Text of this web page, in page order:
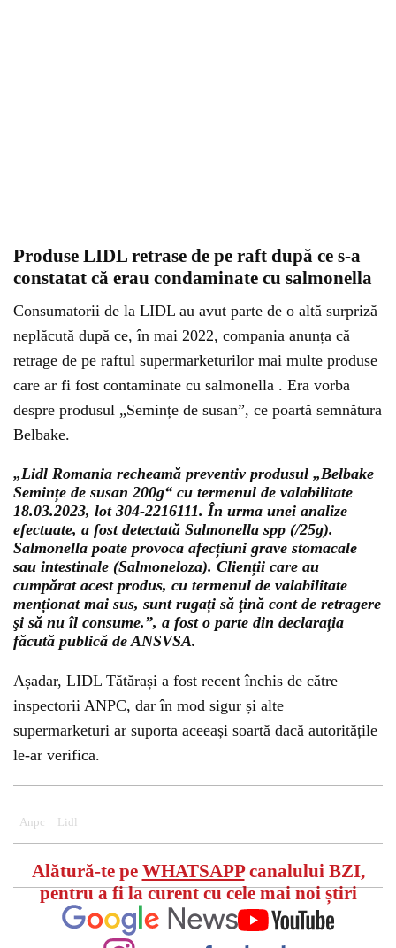
Produse LIDL retrase de pe raft după ce s-a
constatat că erau condaminate cu salmonella
Consumatorii de la LIDL au avut parte de o altă surpriză
neplăcută după ce, în mai 2022, compania anunța că
retrage de pe raftul supermarketurilor mai multe produse
care ar fi fost contaminate cu salmonella . Era vorba
despre produsul „Semințe de susan”, ce poartă semnătura
Belbake.
„Lidl Romania recheamă preventiv produsul „Belbake
Semințe de susan 200g“ cu termenul de valabilitate
18.03.2023, lot 304-2216111. În urma unei analize
efectuate, a fost detectată Salmonella spp (/25g).
Salmonella poate provoca afecțiuni grave stomacale
sau intestinale (Salmoneloza). Clienții care au
cumpărat acest produs, cu termenul de valabilitate
menționat mai sus, sunt rugați să ţină cont de retragere
şi să nu îl consume.”, a fost o parte din declarația
făcută publică de ANSVSA.
Așadar, LIDL Tătărași a fost recent închis de către
inspectorii ANPC, dar în mod sigur și alte
supermarketuri ar suporta aceeași soartă dacă autoritățile
le-ar verifica.
Anpc Lidl
Alătură-te pe WHATSAPPcanalului BZI,
pentru a fi la curent cu cele mai noi știri